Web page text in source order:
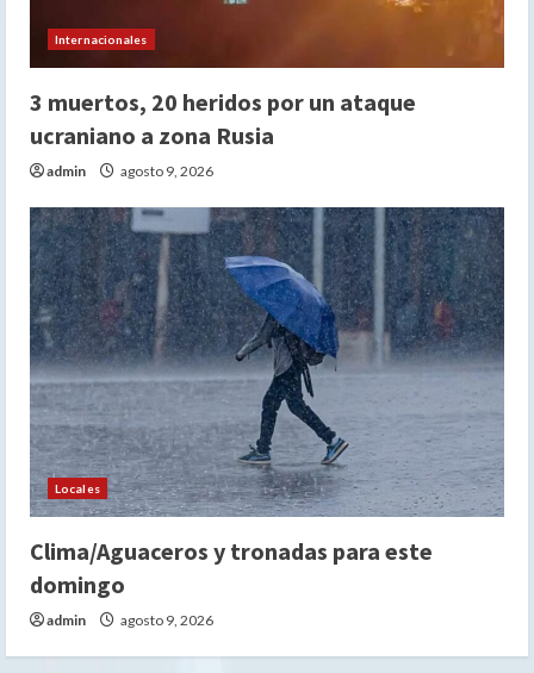
Internacionales
3 muertos, 20 heridos por un ataque
ucraniano a zona Rusia
admin agosto 9, 2026
Locales
Clima/Aguaceros y tronadas para este
domingo
admin agosto 9, 2026